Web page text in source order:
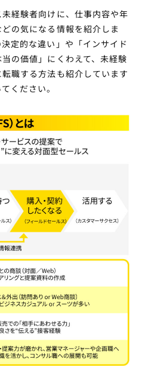
経験者向けに、仕事内容や年
の気になる情報を紹介しま
定的な違い」 や 「インサイド
の価値」 にくわえて、未経験
職する方法も紹介しています
ください。